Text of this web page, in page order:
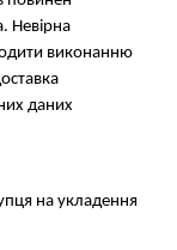
Невірна
виконанню
даних
на укладення